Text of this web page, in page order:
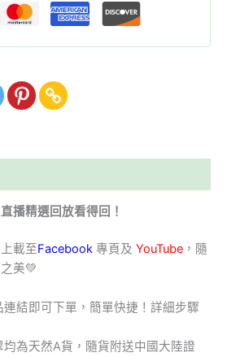
播精選回放看得回！
載至Facebook 專頁及 YouTube ，隨
美💚
連結即可下單，簡單快捷！詳細步驟
均為天然A貨，隨貨附送中國大陸證